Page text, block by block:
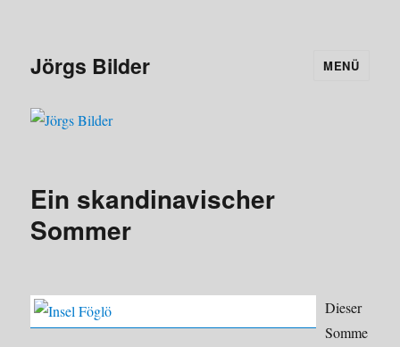
Jörgs Bilder MENÜ
Ein skandinavischer
Sommer
Dieser
Somme